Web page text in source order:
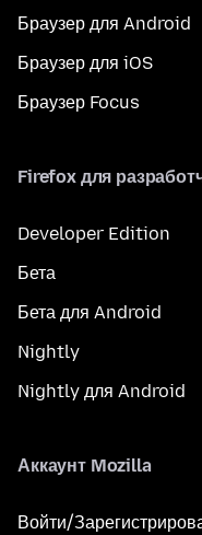
Браузер для Android
Браузер для iOS
Браузер Focus
Firefox для
Developer Edition
Бета
Бета для Android
Nightly
Nightly для Android
Аккаунт Mozilla
Войти/